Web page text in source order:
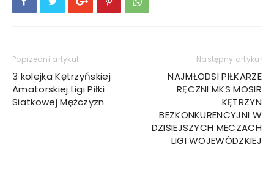
Poprzedni artykuł
3 kolejka Kętrzyńskiej
Amatorskiej Ligi Piłki
Siatkowej Mężczyzn
Następny artykuł
NAJMŁODSI PIŁKARZE
RĘCZNI MKS MOSIR
KĘTRZYN
BEZKONKURENCYJNI W
DZISIEJSZYCH MECZACH
LIGI WOJEWÓDZKIEJ